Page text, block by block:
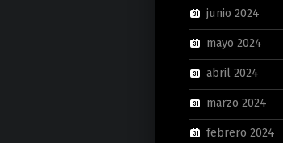
junio 2024
mayo 2024
abril 2024
marzo 2024
febrero 2024